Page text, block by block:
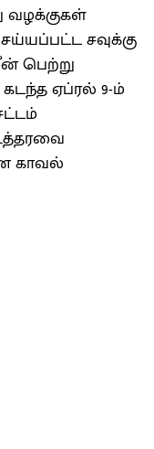
வழக்குகள்
சவுக்கு
பெற்று
ஏப்ரல் 9-ம்
காவல்